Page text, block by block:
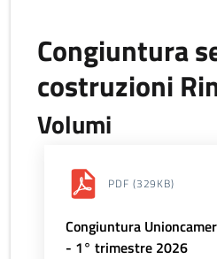
Congiuntura
costruzioni
Volumi
PDF (329KB)
Congiuntura
- 1° trimestre 2026